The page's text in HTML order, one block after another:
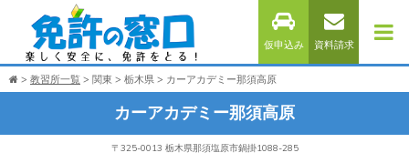
仮申込み 資料請求
教習所一覧 関東 栃木県 カーアカデミー那須高原
カーアカデミー那須高原
〒325-0013 栃木県那須塩原市鍋掛1088-285